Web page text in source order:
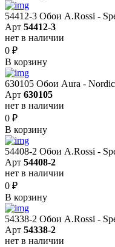
54412-3 Обои A.Rossi -
Арт 54412-3
нет в наличии
0 ₽
В корзину
630105 Обои Aura -
Арт 630105
нет в наличии
0 ₽
В корзину
54408-2 Обои A.Rossi -
Арт 54408-2
нет в наличии
0 ₽
В корзину
54338-2 Обои A.Rossi -
Арт 54338-2
нет в наличии